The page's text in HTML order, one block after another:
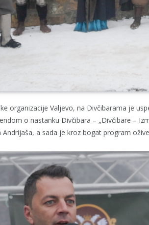
organizacije Valjevo, na Divčibarama je
o nastanku Divčibara – „Divčibare –
Andrijaša, a sada je kroz bogat program